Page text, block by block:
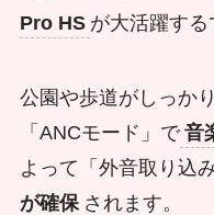
Pro HS が大活躍する
公園や歩道がしっか
「ANCモード」で 音
よって「外音取り込
が確保 されます。